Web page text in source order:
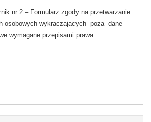
nr 2 – Formularz zgody na przetwarzanie
osobowych wykraczających poza dane
wymagane przepisami prawa.